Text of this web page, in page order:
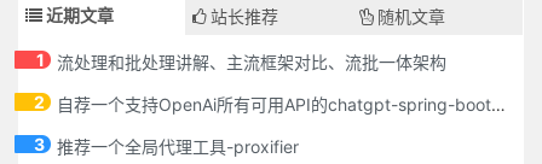
近期文章 站长推荐 随机文章
1
流处理和批处理讲解、主流框架对比、流批一体架构
2
自荐一个支持OpenAi所有可用API的chatgpt-spring-boot-starter
3 推荐一个全局代理工具-proxifier